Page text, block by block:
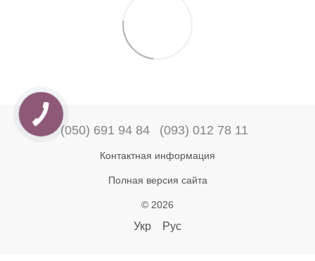
(050) 691 94 84 (093) 012 78 11
Контактная информация
Полная версия сайта
© 2026
Укр Рус